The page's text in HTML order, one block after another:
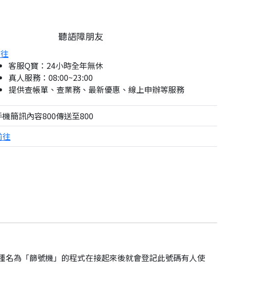
聽語障朋友
客服Q寶：24小時全年無休
真人服務：08:00~23:00
提供查帳單、查業務、最新優惠、線上申辦等服務
機簡訊內容800傳送至800
往
為「篩號機」的程式在接起來後就會登記此號碼有人使